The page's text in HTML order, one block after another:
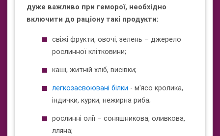
дуже важливо при геморої, необхідно
включити до раціону такі продукти:
свіжі фрукти, овочі, зелень – джерело
рослинної клітковини;
каші, житній хліб, висівки;
легкозасвоювані білки - м'ясо кролика,
індички, курки, нежирна риба;
рослинні олії – соняшникова, оливкова,
лляна;